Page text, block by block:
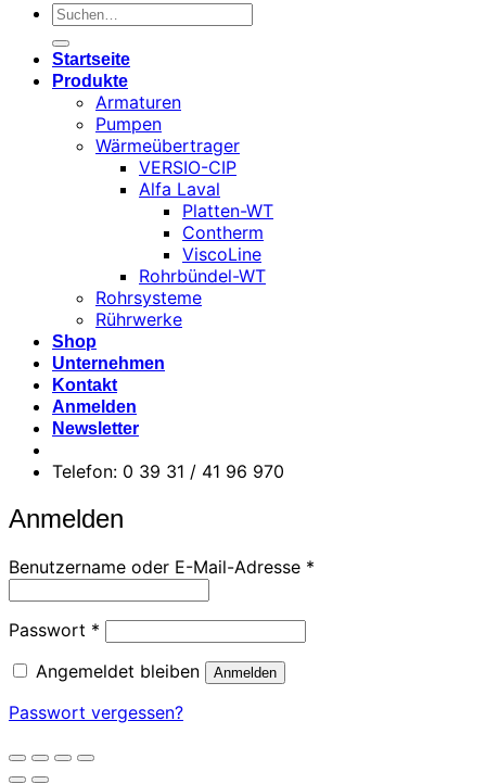
Suchen
Startseite
Produkte
Armaturen
Pumpen
Wärmeübertrager
VERSIO-CIP
Alfa Laval
Platten-WT
Contherm
ViscoLine
Rohrbündel-WT
Rohrsysteme
Rührwerke
Shop
Unternehmen
Kontakt
Anmelden
Newsletter
Telefon: 0 39 31 / 41 96 970
Anmelden
Benutzername oder E-Mail-Adresse *
Passwort *
Angemeldet bleiben
Anmelden
Passwort vergessen?